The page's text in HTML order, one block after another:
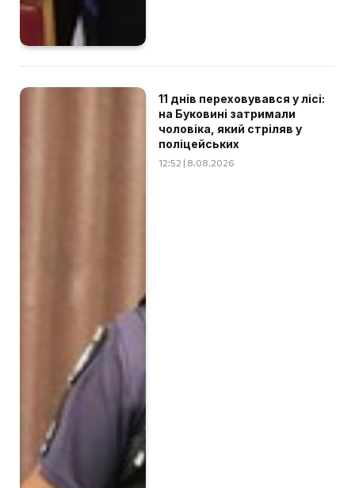
11 днів переховувався у лісі:
на Буковині затримали
чоловіка, який стріляв у
поліцейських
12:52 | 8.08.2026